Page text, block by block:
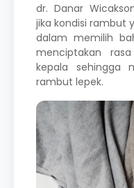
dr. Danar
jika kondisi rambut
dalam memilih
menciptakan
kepala sehingga
rambut lepek.